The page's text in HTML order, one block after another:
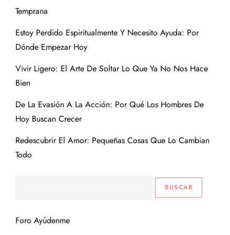
Temprana
Estoy Perdido Espiritualmente Y Necesito Ayuda: Por
Dónde Empezar Hoy
Vivir Ligero: El Arte De Soltar Lo Que Ya No Nos Hace
Bien
De La Evasión A La Acción: Por Qué Los Hombres De
Hoy Buscan Crecer
Redescubrir El Amor: Pequeñas Cosas Que Lo Cambian
Todo
Foro Ayúdenme